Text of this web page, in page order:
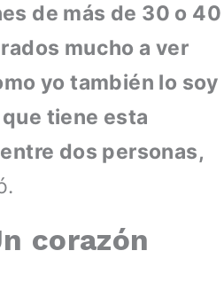
de más de 30 o 40
mucho a ver
yo también lo soy
tiene esta
dos personas,
corazón